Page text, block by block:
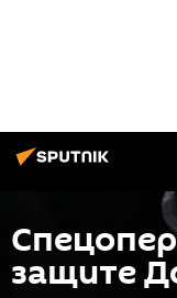
защите